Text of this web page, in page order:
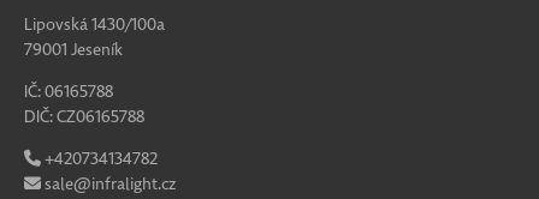
Lipovská 1430/100a
79001 Jeseník
IČ: 06165788
DIČ: CZ06165788
+420734134782
sale@infralight.cz